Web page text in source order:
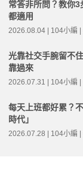
常答非所問？教你
都適用
2026.08.04 | 104小編
光靠社交手腕留不
靠過來
2026.07.31 | 104小編
每天上班都好累？
時代」
2026.07.28 | 104小編